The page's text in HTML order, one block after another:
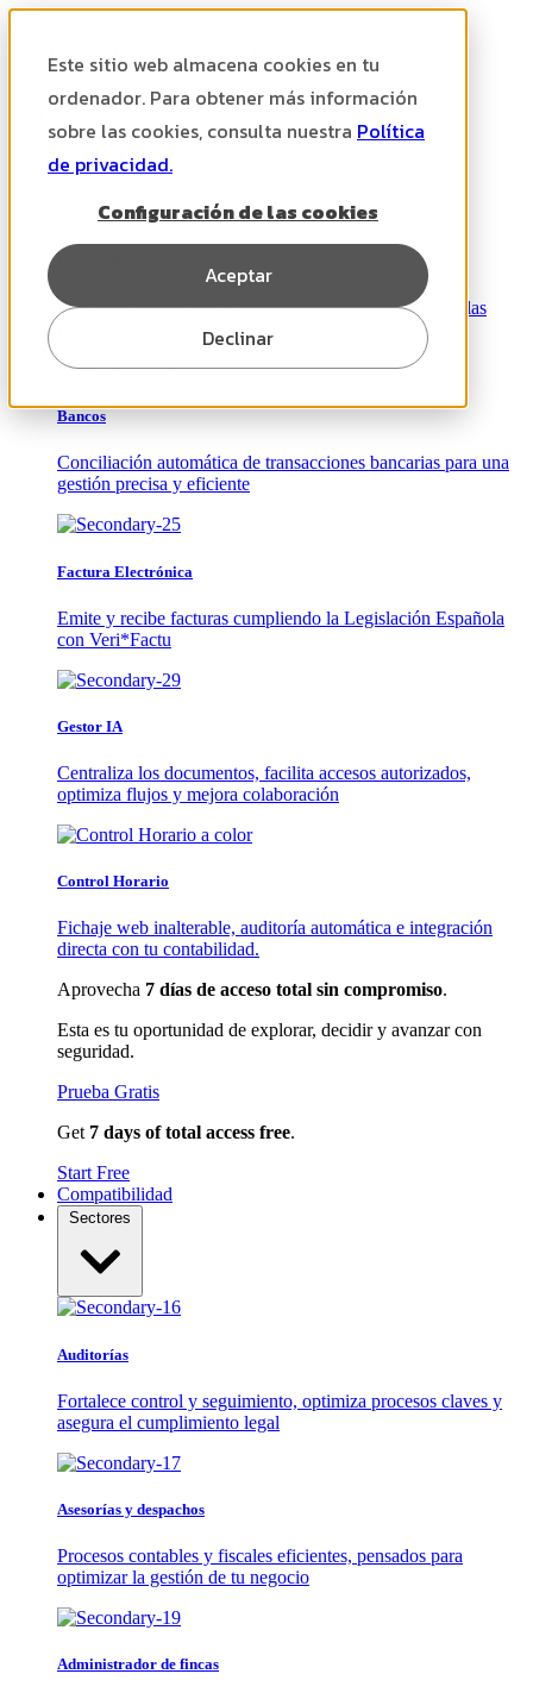
Este sitio web almacena cookies en tu
ordenador. Para obtener más información
sobre las cookies, consulta nuestra Política
de privacidad.
Configuración de las cookies
Aceptar
Declinar
Skip to content
Contabiliza automáticamente con inteligencia artificial las
facturas de tus clientes
Bancos
Conciliación automática de transacciones bancarias para una
gestión precisa y eficiente
Factura Electrónica
Emite y recibe facturas cumpliendo la Legislación Española
con Veri*Factu
Gestor IA
Centraliza los documentos, facilita accesos autorizados,
optimiza flujos y mejora colaboración
Control Horario
Fichaje web inalterable, auditoría automática e integración
directa con tu contabilidad.
Aprovecha 7 días de acceso total sin compromiso.
Esta es tu oportunidad de explorar, decidir y avanzar con
seguridad.
Prueba Gratis
Get 7 days of total access free.
Start Free
Compatibilidad
Sectores
Auditorías
Fortalece control y seguimiento, optimiza procesos claves y
asegura el cumplimiento legal
Asesorías y despachos
Procesos contables y fiscales eficientes, pensados para
optimizar la gestión de tu negocio
Administrador de fincas